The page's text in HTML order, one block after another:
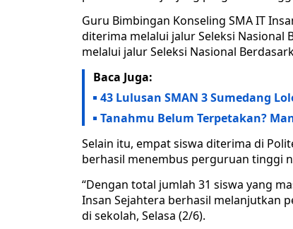
Guru Bimbingan Konseling SMA IT
diterima melalui jalur Seleksi Nasional
melalui jalur Seleksi Nasional
Baca Juga:
43 Lulusan SMAN 3 Sumedang
Tanahmu Belum Terpetakan?
Selain itu, empat siswa diterima di
berhasil menembus perguruan tinggi
“Dengan total jumlah 31 siswa yang
Insan Sejahtera berhasil melanjutkan
di sekolah, Selasa (2/6).